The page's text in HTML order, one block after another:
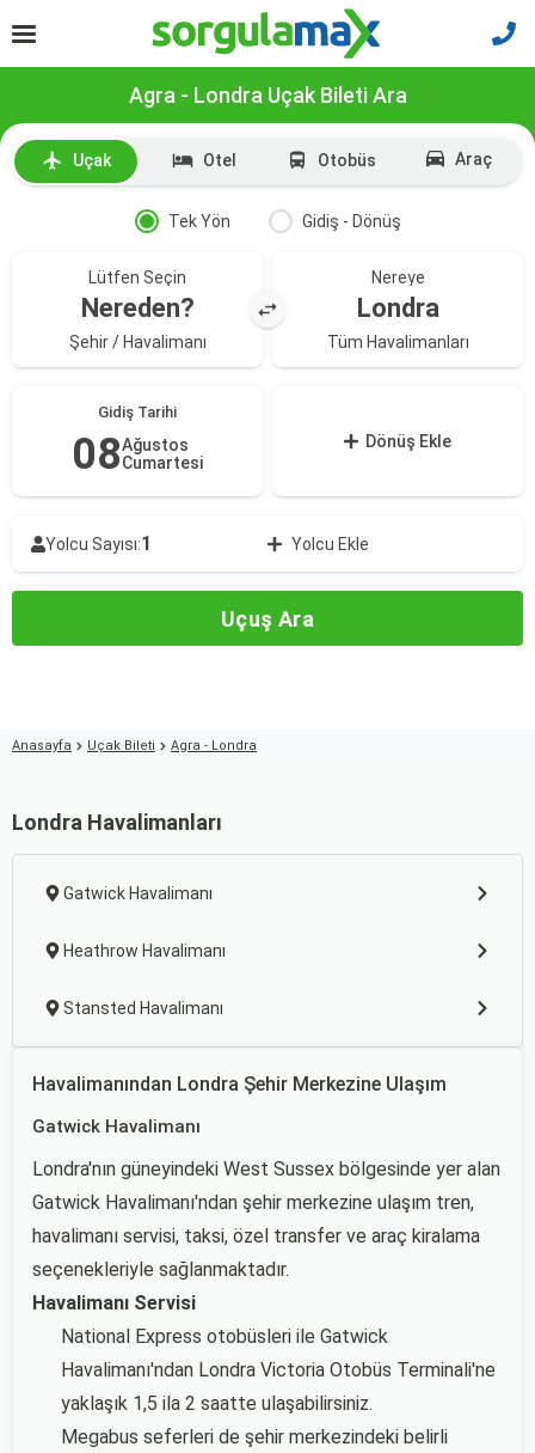
Agra - Londra Uçak Bileti Ara
Uçak Otel Otobüs Araç
Tek Yön Gidiş - Dönüş
Lütfen Seçin
Nereden?
Şehir / Havalimanı
Nereye
Londra
Tüm Havalimanları
Gidiş Tarihi
08Ağustos
Cumartesi
Dönüş Ekle
Yolcu Sayısı:1 Yolcu Ekle
Uçuş Ara
Anasayfa Uçak Bileti Agra - Londra
Londra Havalimanları
Gatwick Havalimanı
Heathrow Havalimanı
Stansted Havalimanı
Havalimanından Londra Şehir Merkezine Ulaşım
Gatwick Havalimanı
Londra'nın güneyindeki West Sussex bölgesinde yer alan
Gatwick Havalimanı'ndan şehir merkezine ulaşım tren,
havalimanı servisi, taksi, özel transfer ve araç kiralama
seçenekleriyle sağlanmaktadır.
Havalimanı Servisi
National Express otobüsleri ile Gatwick
Havalimanı'ndan Londra Victoria Otobüs Terminali'ne
yaklaşık 1,5 ila 2 saatte ulaşabilirsiniz.
Megabus seferleri de şehir merkezindeki belirli